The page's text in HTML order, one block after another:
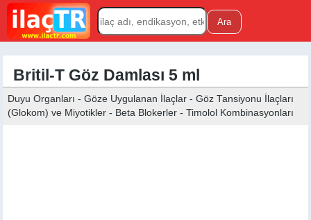
Britil-T Göz Damlası 5 ml
Duyu Organları - Göze Uygulanan İlaçlar - Göz Tansiyonu İlaçları
(Glokom) ve Miyotikler - Beta Blokerler - Timolol Kombinasyonları